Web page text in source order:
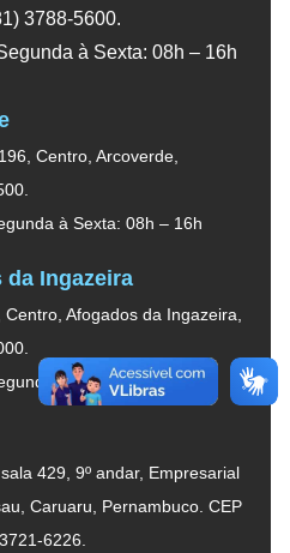
3788-5600.
à Sexta: 08h – 16h
Centro, Arcoverde,
à Sexta: 08h – 16h
da Ingazeira
Afogados da Ingazeira,
à Sexta: 08h – 16h
429, 9º andar, Empresarial
Caruaru, Pernambuco. CEP
6226.